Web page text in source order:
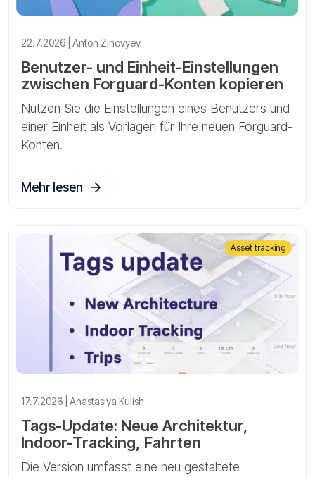
22.7.2026 | Anton Zinovyev
Benutzer- und Einheit-Einstellungen
zwischen Forguard-Konten kopieren
Nutzen Sie die Einstellungen eines Benutzers und
einer Einheit als Vorlagen für Ihre neuen Forguard-
Konten.
Mehr lesen
17.7.2026 | Anastasiya Kulish
Tags-Update: Neue Architektur,
Indoor-Tracking, Fahrten
Die Version umfasst eine neu gestaltete
Asset tracking